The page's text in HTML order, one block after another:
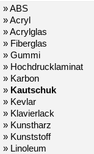
» ABS
» Acryl
» Acrylglas
» Fiberglas
» Gummi
» Hochdrucklaminat
» Karbon
» Kautschuk
» Kevlar
» Klavierlack
» Kunstharz
» Kunststoff
» Linoleum